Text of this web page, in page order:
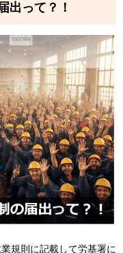
出って？！
規則に記載して労基署に